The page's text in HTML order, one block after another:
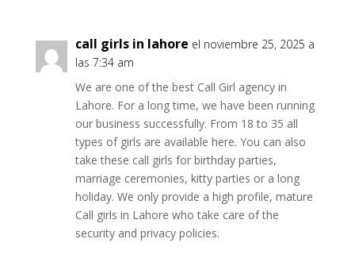
call girls in lahore el noviembre 25, 2025 a
las 7:34 am
We are one of the best Call Girl agency in
Lahore. For a long time, we have been running
our business successfully. From 18 to 35 all
types of girls are available here. You can also
take these call girls for birthday parties,
marriage ceremonies, kitty parties or a long
holiday. We only provide a high profile, mature
Call girls in Lahore who take care of the
security and privacy policies.